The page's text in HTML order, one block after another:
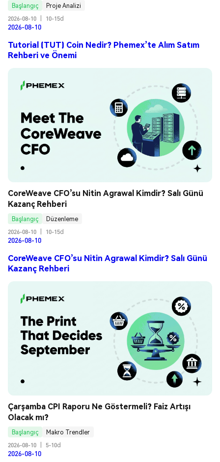
Başlangıç
Proje Analizi
2026-08-10
10-15d
2026-08-10
Tutorial (TUT) Coin Nedir? Phemex’te Alım Satım
Rehberi ve Önemi
CoreWeave CFO’su Nitin Agrawal Kimdir? Salı Günü
Kazanç Rehberi
Başlangıç
Düzenleme
2026-08-10
10-15d
2026-08-10
CoreWeave CFO’su Nitin Agrawal Kimdir? Salı Günü
Kazanç Rehberi
Çarşamba CPI Raporu Ne Göstermeli? Faiz Artışı
Olacak mı?
Başlangıç
Makro Trendler
2026-08-10
5-10d
2026-08-10